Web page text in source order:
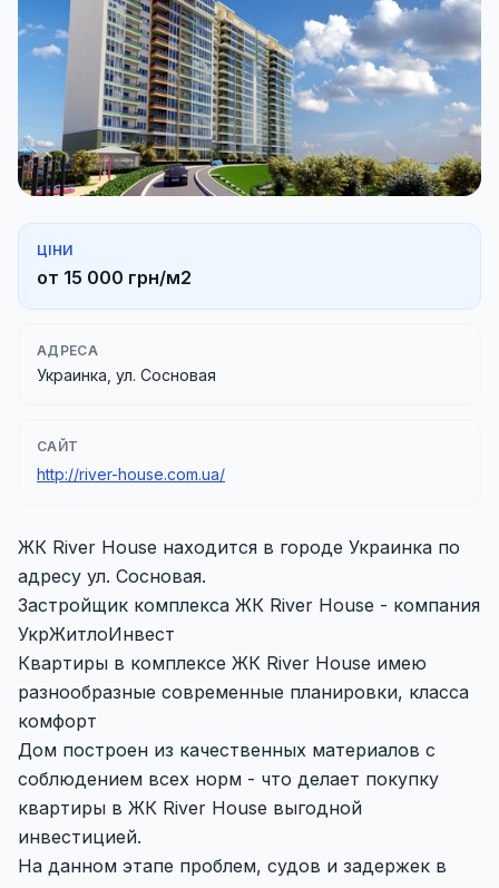
ЦІНИ
от 15 000 грн/м2
АДРЕСА
Украинка, ул. Сосновая
САЙТ
http://river-house.com.ua/
ЖК River House находится в городе Украинка по
адресу ул. Сосновая.
Застройщик комплекса ЖК River House - компания
УкрЖитлоИнвест
Квартиры в комплексе ЖК River House имею
разнообразные современные планировки, класса
комфорт
Дом построен из качественных материалов с
соблюдением всех норм - что делает покупку
квартиры в ЖК River House выгодной
инвестицией.
На данном этапе проблем, судов и задержек в